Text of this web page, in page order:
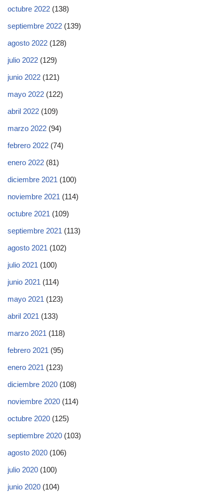
octubre 2022 (138)
septiembre 2022 (139)
agosto 2022 (128)
julio 2022 (129)
junio 2022 (121)
mayo 2022 (122)
abril 2022 (109)
marzo 2022 (94)
febrero 2022 (74)
enero 2022 (81)
diciembre 2021 (100)
noviembre 2021 (114)
octubre 2021 (109)
septiembre 2021 (113)
agosto 2021 (102)
julio 2021 (100)
junio 2021 (114)
mayo 2021 (123)
abril 2021 (133)
marzo 2021 (118)
febrero 2021 (95)
enero 2021 (123)
diciembre 2020 (108)
noviembre 2020 (114)
octubre 2020 (125)
septiembre 2020 (103)
agosto 2020 (106)
julio 2020 (100)
junio 2020 (104)